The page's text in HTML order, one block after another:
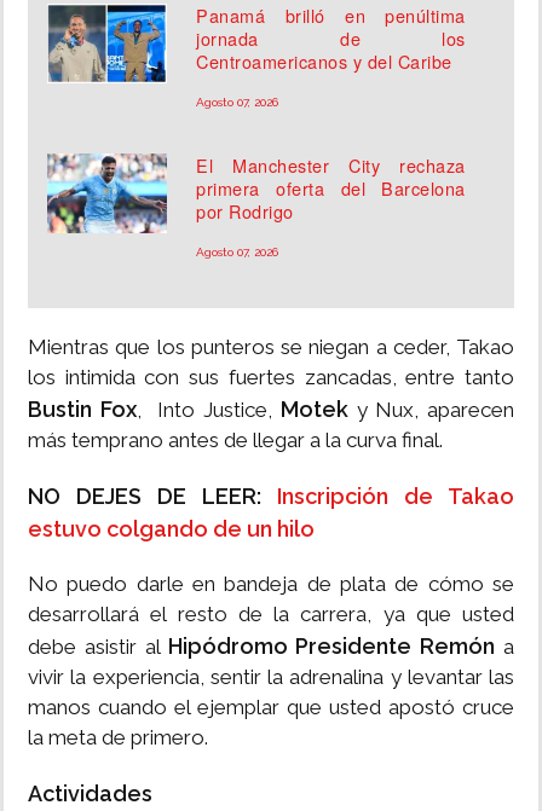
Panamá brilló en penúltima
jornada de los
Centroamericanos y del Caribe
Agosto 07, 2026
El Manchester City rechaza
primera oferta del Barcelona
por Rodrigo
Agosto 07, 2026
Mientras que los punteros se niegan a ceder, Takao
los intimida con sus fuertes zancadas, entre tanto
Bustin Fox, Into Justice, Motek y Nux, aparecen
más temprano antes de llegar a la curva final.
NO DEJES DE LEER: Inscripción de Takao
estuvo colgando de un hilo
No puedo darle en bandeja de plata de cómo se
desarrollará el resto de la carrera, ya que usted
debe asistir al Hipódromo Presidente Remón a
vivir la experiencia, sentir la adrenalina y levantar las
manos cuando el ejemplar que usted apostó cruce
la meta de primero.
Actividades